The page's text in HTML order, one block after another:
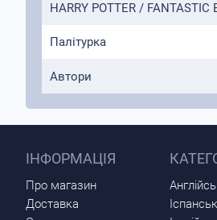
HARRY POTTER / FANTASTIC
Палітурка
Автори
ІНФОРМАЦІЯ
Про магазин
Доставка